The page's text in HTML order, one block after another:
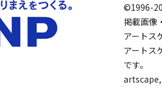
©1996-
掲載画像
アートス
アートス
です。